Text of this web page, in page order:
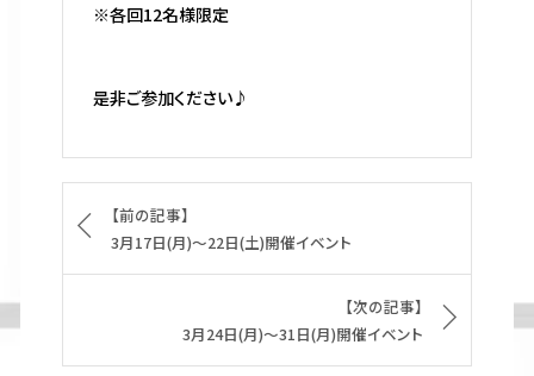
※各回12名様限定
是非ご参加ください♪
【前の記事】
3月17日(月)～22日(土)開催イベント
【次の記事】
3月24日(月)～31日(月)開催イベント